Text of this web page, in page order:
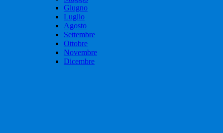
Giugno
Luglio
Agosto
Settembre
Ottobre
Novembre
Dicembre